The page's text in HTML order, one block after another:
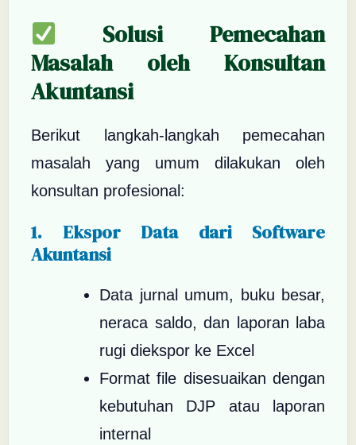
Solusi Pemecahan
Masalah oleh Konsultan
Akuntansi
Berikut langkah-langkah pemecahan
masalah yang umum dilakukan oleh
konsultan profesional:
1. Ekspor Data dari Software
Akuntansi
Data jurnal umum, buku besar,
neraca saldo, dan laporan laba
rugi diekspor ke Excel
Format file disesuaikan dengan
kebutuhan DJP atau laporan
internal